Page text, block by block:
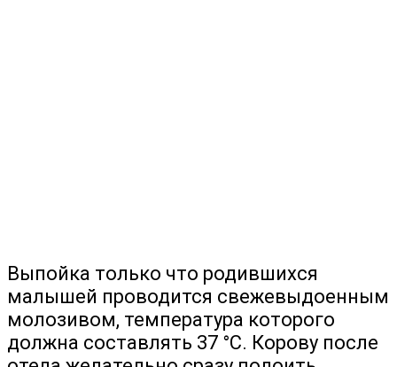
Выпойка только что родившихся
малышей проводится свежевыдоенным
молозивом, температура которого
должна составлять 37 °С. Корову после